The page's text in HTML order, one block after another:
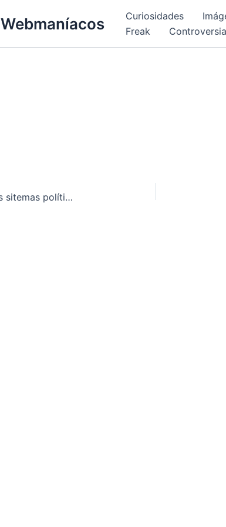
Webmaníacos Curiosidades
Freak
Controversia
La guía definitiva para entender los distintos sitemas políticos … con vacas!